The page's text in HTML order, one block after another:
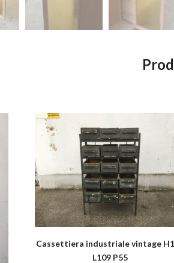
Cassettiera industriale vintage
L109 P55